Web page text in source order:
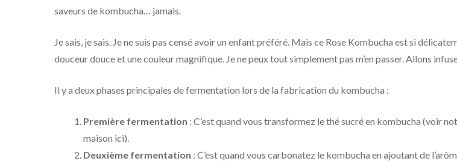
saveurs de kombucha… jamais.
Je sais, je sais. Je ne suis pas censé avoir un enfant préféré. Mais ce Rose Kombucha est si
douceur douce et une couleur magnifique. Je ne peux tout simplement pas m’en passer. Allons
Il y a deux phases principales de fermentation lors de la fabrication du kombucha :
Première fermentation : C’est quand vous transformez le thé sucré en kombucha (voir
maison ici).
Deuxième fermentation : C’est quand vous carbonatez le kombucha en ajoutant de